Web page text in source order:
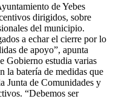
de Yebes
dirigidos, sobre
del municipio.
a echar el cierre por lo
de apoyo”, apunta
Gobierno estudia varias
la batería de medidas que
Junta de Comunidades y
“Debemos ser